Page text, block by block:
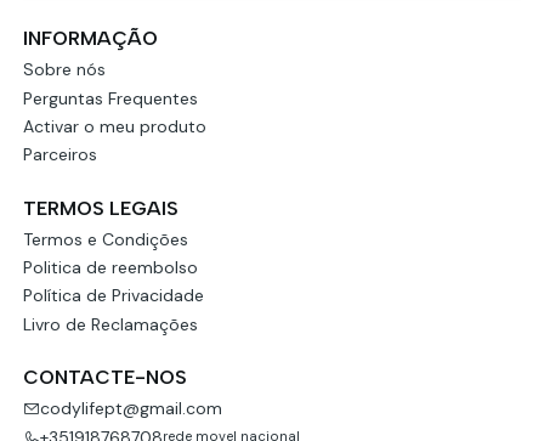
INFORMAÇÃO
Sobre nós
Perguntas Frequentes
Activar o meu produto
Parceiros
TERMOS LEGAIS
Termos e Condições
Politica de reembolso
Política de Privacidade
Livro de Reclamações
CONTACTE-NOS
codylifept@gmail.com
rede movel nacional